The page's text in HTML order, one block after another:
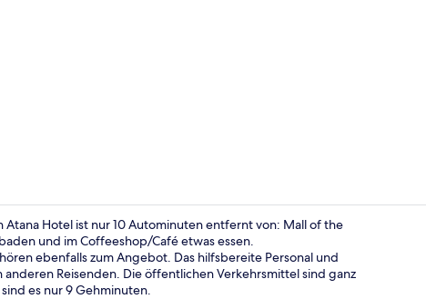
Fassade der
Hotel ist nur 10 Autominuten entfernt von: Mall of the
und im Coffeeshop/Café etwas essen.
ebenfalls zum Angebot. Das hilfsbereite Personal und
Reisenden. Die öffentlichen Verkehrsmittel sind ganz
es nur 9 Gehminuten.